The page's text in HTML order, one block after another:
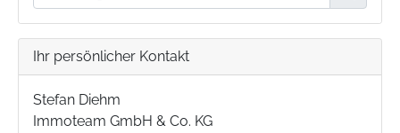
Ihr persönlicher Kontakt
Stefan Diehm
Immoteam GmbH & Co. KG